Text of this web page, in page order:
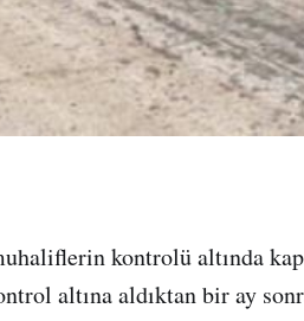
kontrolü altında
altına aldıktan bir ay